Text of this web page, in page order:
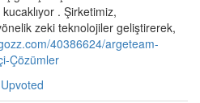
. Şirketimiz,
zeki teknolojiler geliştirerek,
40386624/argeteam-
Çözümler